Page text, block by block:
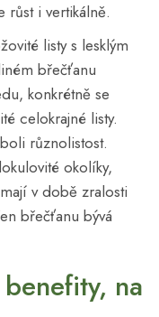
růst i vertikálně.
listy s lesklým
břečťanu
konkrétně se
celokrajné listy.
různolistost.
okolíky,
v době zralosti
břečťanu bývá
na